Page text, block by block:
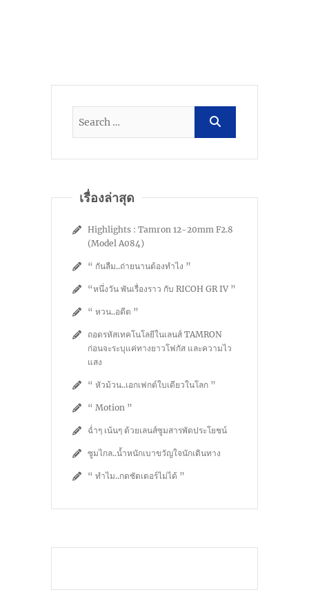
เรื่องล่าสุด
Highlights : Tamron 12-20mm F2.8
(Model A084)
“ กันลืม..ถ่ายนานต้องทำไง ”
“หนึ่งวัน พันเรื่องราว กับ RICOH GR IV ”
“ หวน..อดีต ”
ถอดรหัสเทคโนโลยีในเลนส์ TAMRON
ก่อนจะระบุแค่ทางยาวโฟกัส และความไว
แสง
“ หัวม้วน..เอกเฟกต์ใบเดียวในโลก ”
“ Motion ”
ฉ่ำๆ เน้นๆ ด้วยเลนส์ซูมสารพัดประโยชน์
ซูมไกล..น้ำหนักเบาขวัญใจนักเดินทาง
“ ทำไม..กดชัตเตอร์ไม่ได้ ”